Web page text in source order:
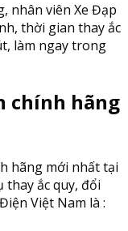
nhân viên Xe Đạp
thời gian thay ắc
làm ngay trong
chính hãng
hãng mới nhất tại
thay ắc quy, đổi
Việt Nam là :